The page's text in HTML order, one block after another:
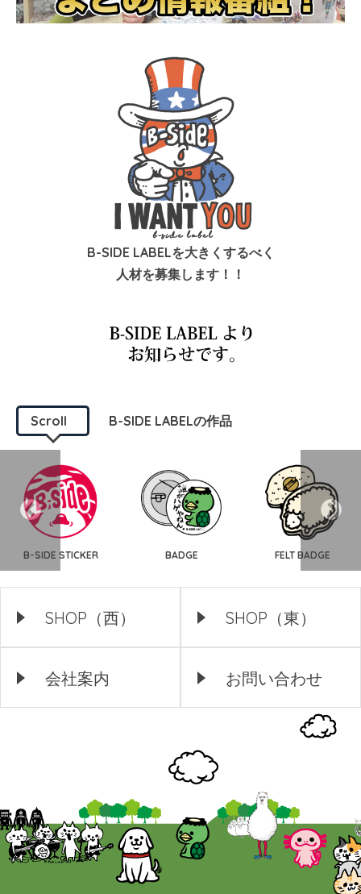
B-SIDE LABELを大きくするべく
人材を募集します！！
Scroll B-SIDE LABELの作品
B-SIDE STICKER BADGE FELT BADGE
SHOP（西） SHOP（東）
会社案内 お問い合わせ